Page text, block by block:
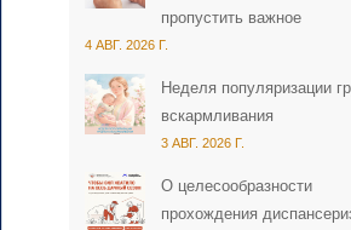
пропустить важное
4 АВГ. 2026 Г.
Неделя популяризации
вскармливания
3 АВГ. 2026 Г.
О целесообразности
прохождения